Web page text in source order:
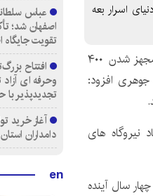
اسرار بعه
خبرنگار: زینب ظهیری/مدیرکل دفتر امور روستایی استانداری اصفهان از مجهز شدن ۴۰۰
جوهری افزود:
نیروگاه های
تا چهار سال آینده
عباس
اصفهان شد؛
تقویت جایگاه
افتتاح
وحرفه ای
تجدیدپذیر با
آغاز خرید
دامداران
en